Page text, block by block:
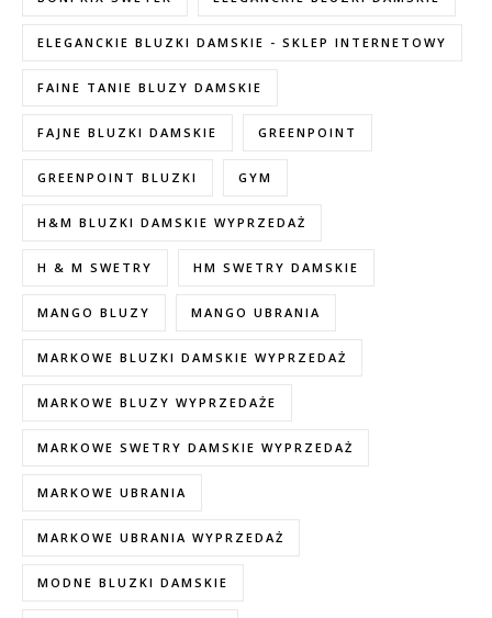
ELEGANCKIE BLUZKI DAMSKIE - SKLEP INTERNETOWY
FAINE TANIE BLUZY DAMSKIE
FAJNE BLUZKI DAMSKIE GREENPOINT
GREENPOINT BLUZKI GYM
H&M BLUZKI DAMSKIE WYPRZEDAŻ
H & M SWETRY HM SWETRY DAMSKIE
MANGO BLUZY MANGO UBRANIA
MARKOWE BLUZKI DAMSKIE WYPRZEDAŻ
MARKOWE BLUZY WYPRZEDAŻE
MARKOWE SWETRY DAMSKIE WYPRZEDAŻ
MARKOWE UBRANIA
MARKOWE UBRANIA WYPRZEDAŻ
MODNE BLUZKI DAMSKIE